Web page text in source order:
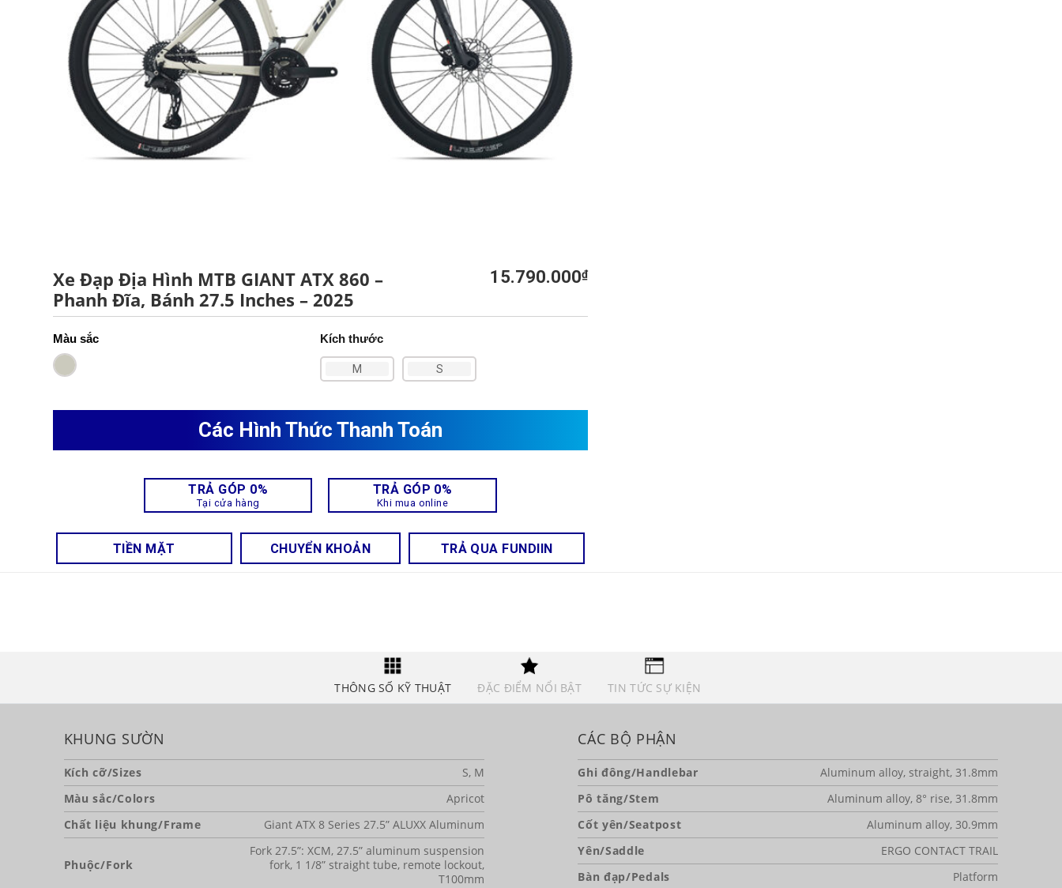
Xe Đạp Địa Hình MTB GIANT ATX 860 –
Phanh Đĩa, Bánh 27.5 Inches – 2025
15.790.000₫
Màu sắc Kích thước
M S
Các Hình Thức Thanh Toán
TRẢ GÓP 0%
Tại cửa hàng
TRẢ GÓP 0%
Khi mua online
TIỀN MẶT CHUYỂN KHOẢN TRẢ QUA FUNDIIN
THÔNG SỐ KỸ THUẬT ĐẶC ĐIỂM NỔI BẬT TIN TỨC SỰ KIỆN
KHUNG SƯỜN
Kích cỡ/Sizes
S, M
Màu sắc/Colors
Apricot
Chất liệu khung/Frame
Giant ATX 8 Series 27.5” ALUXX Aluminum
Phuộc/Fork
Fork 27.5”: XCM, 27.5” aluminum suspension
fork, 1 1/8” straight tube, remote lockout,
T100mm
CÁC BỘ PHẬN
Ghi đông/Handlebar
Aluminum alloy, straight, 31.8mm
Pô tăng/Stem
Aluminum alloy, 8° rise, 31.8mm
Cốt yên/Seatpost
Aluminum alloy, 30.9mm
Yên/Saddle
ERGO CONTACT TRAIL
Bàn đạp/Pedals
Platform